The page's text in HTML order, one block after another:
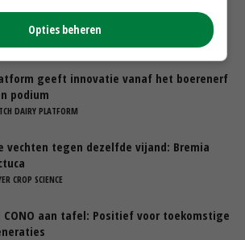
grip op stikstof, minder verliezen voor
én melkveehouders
geeft innovatie vanaf het boerenerf
podium
DAIRY PLATFORM
vechten tegen dezelfde vijand: Bremia
CROP SCIENCE
CONO aan tafel: Positief voor toekomstige
Opties beheren